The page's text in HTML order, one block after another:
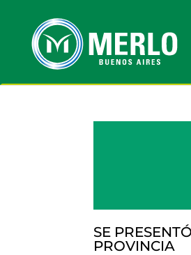
SE
PROVINCIA